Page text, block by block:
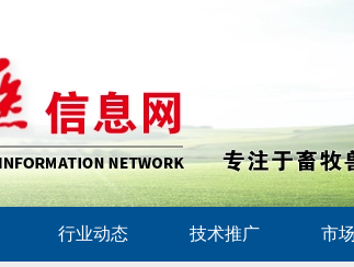
行业动态 技术推广 市